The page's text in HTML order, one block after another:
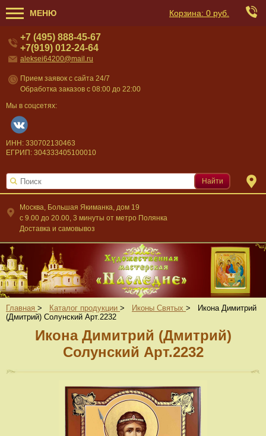
МЕНЮ Корзина: 0 руб.
Москва, Большая Якиманка, дом 19
c 9.00 до 20.00, 3 минуты от метро Полянка
Доставка и самовывоз
+7 (495) 888-45-67
+7(919) 012-24-64
aleksei64200@mail.ru
Прием заявок с сайта 24/7
Обработка заказов с 08:00 до 22:00
Мы в соцсетях:
ИНН: 330702130463
ЕГРИП: 304333405100010
Найти
Главная > Каталог продукции > Иконы Святых >
Икона Димитрий
(Дмитрий) Солунский Арт.2232
Икона Димитрий (Дмитрий)
Солунский Арт.2232